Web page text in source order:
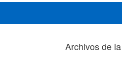
Archivos de